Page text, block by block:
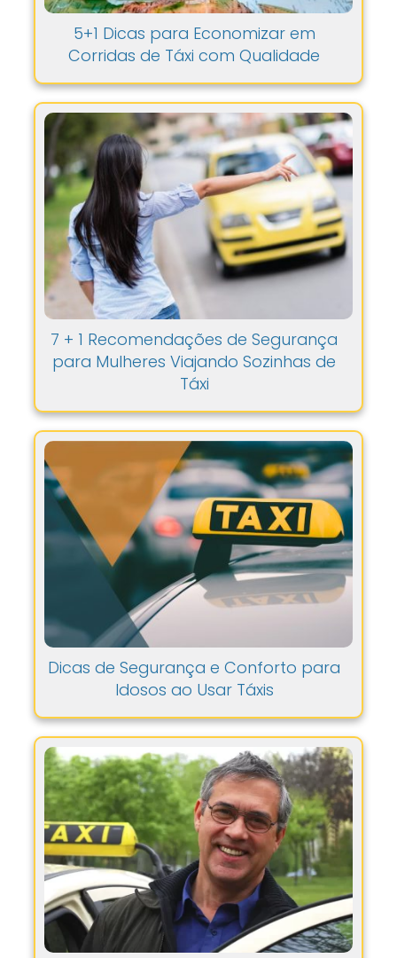
5+1 Dicas para Economizar em
Corridas de Táxi com Qualidade
7 + 1 Recomendações de Segurança
para Mulheres Viajando Sozinhas de
Táxi
Dicas de Segurança e Conforto para
Idosos ao Usar Táxis